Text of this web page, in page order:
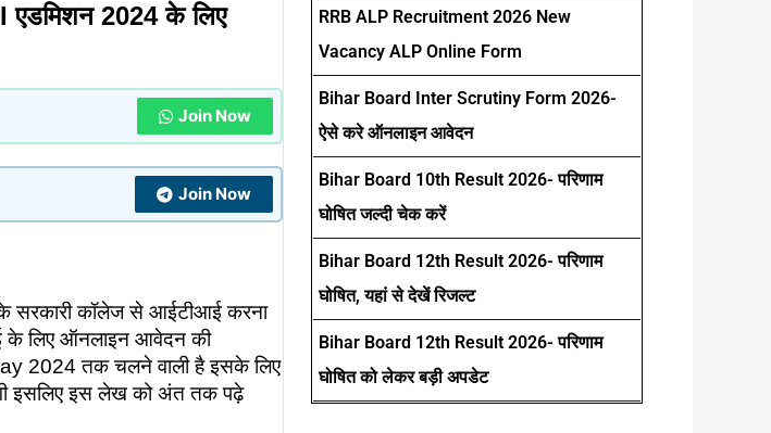
2024 के लिए
Join Now
Join Now
के सरकारी कॉलेज से आईटीआई करना
के लिए ऑनलाइन आवेदन की
2024 तक चलने वाली है इसके लिए
इसलिए इस लेख को अंत तक पढ़े
RRB ALP Recruitment 2026 New
Vacancy ALP Online Form
Bihar Board Inter Scrutiny Form 2026-
ऐसे करे ऑनलाइन आवेदन
Bihar Board 10th Result 2026- परिणाम
घोषित जल्दी चेक करें
Bihar Board 12th Result 2026- परिणाम
घोषित, यहां से देखें रिजल्ट
Bihar Board 12th Result 2026- परिणाम
घोषित को लेकर बड़ी अपडेट